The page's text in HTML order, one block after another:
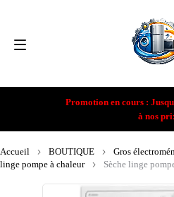
Promotion en cours :
à nos
Accueil BOUTIQUE Gros
linge pompe à chaleur
Sèche linge